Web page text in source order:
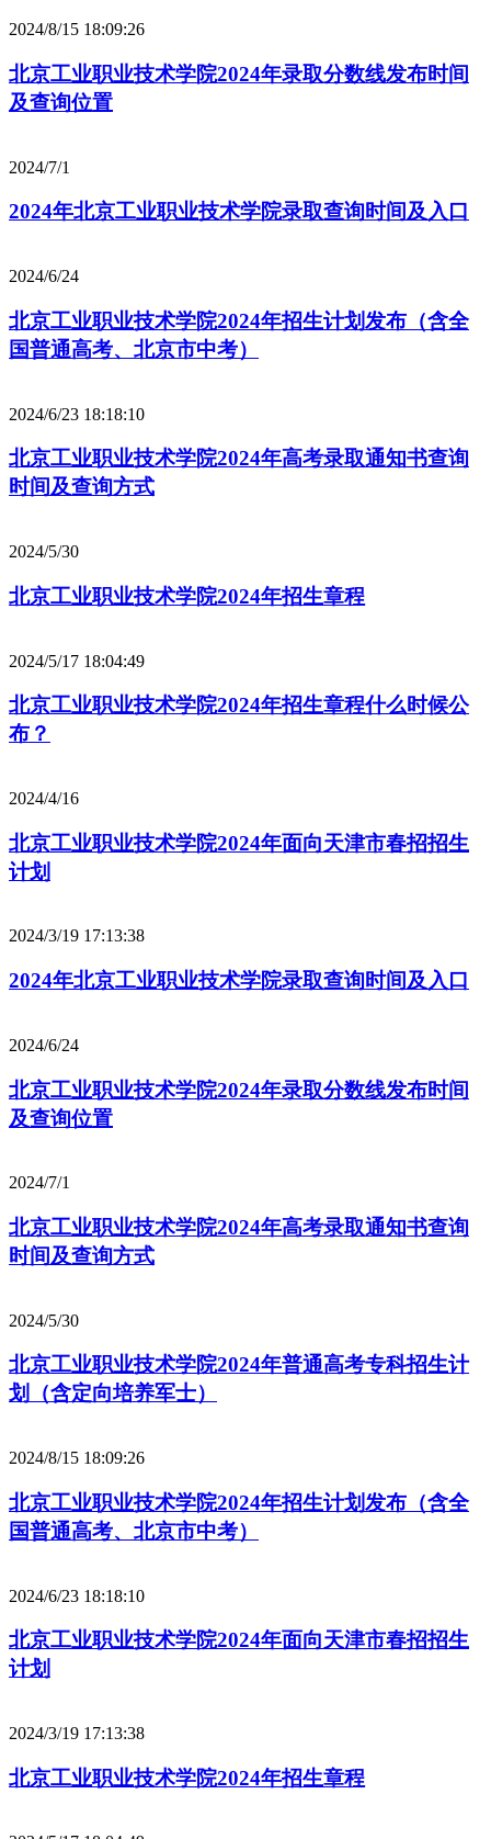
2024/8/15 18:09:26
北京工业职业技术学院2024年录取分数线发布时间
及查询位置
2024/7/1
2024年北京工业职业技术学院录取查询时间及入口
2024/6/24
北京工业职业技术学院2024年招生计划发布（含全
国普通高考、北京市中考）
2024/6/23 18:18:10
北京工业职业技术学院2024年高考录取通知书查询
时间及查询方式
2024/5/30
北京工业职业技术学院2024年招生章程
2024/5/17 18:04:49
北京工业职业技术学院2024年招生章程什么时候公
布？
2024/4/16
北京工业职业技术学院2024年面向天津市春招招生
计划
2024/3/19 17:13:38
2024年北京工业职业技术学院录取查询时间及入口
2024/6/24
北京工业职业技术学院2024年录取分数线发布时间
及查询位置
2024/7/1
北京工业职业技术学院2024年高考录取通知书查询
时间及查询方式
2024/5/30
北京工业职业技术学院2024年普通高考专科招生计
划（含定向培养军士）
2024/8/15 18:09:26
北京工业职业技术学院2024年招生计划发布（含全
国普通高考、北京市中考）
2024/6/23 18:18:10
北京工业职业技术学院2024年面向天津市春招招生
计划
2024/3/19 17:13:38
北京工业职业技术学院2024年招生章程